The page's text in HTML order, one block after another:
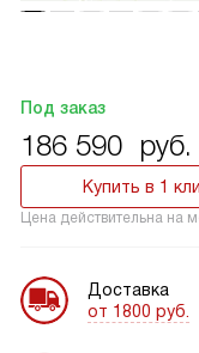
Под заказ
186 590 руб.
Купить в 1
Цена действительна на
Доставка
от 1800 руб.